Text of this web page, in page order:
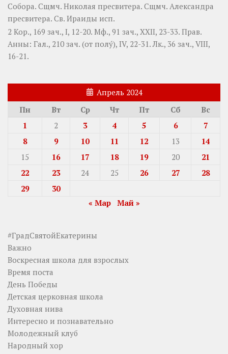
Собора. Сщмч. Николая пресвитера. Сщмч. Александра
пресвитера. Св. Ираиды исп.
2 Кор., 169 зач., I, 12-20. Мф., 91 зач., XXII, 23-33. Прав.
Анны: Гал., 210 зач. (от полу́), IV, 22-31. Лк., 36 зач., VIII,
16-21.
Апрель 2024
Пн
Вт Ср Чт Пт Сб
Вс
1
2 3 4 5 6
7
8
9 10 11 12 13
14
15
16 17 18 19 20
21
22
23 24 25 26 27
28
29
30
« Мар
Май »
#ГрадСвятойЕкатерины
Важно
Воскресная школа для взрослых
Время поста
День Победы
Детская церковная школа
Духовная нива
Интересно и познавательно
Молодежный клуб
Народный хор